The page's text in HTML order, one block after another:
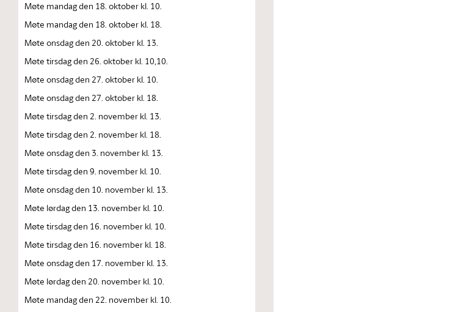
Møte mandag den 18. oktober kl. 10.
Møte mandag den 18. oktober kl. 18.
Møte onsdag den 20. oktober kl. 13.
Møte tirsdag den 26. oktober kl. 10,10.
Møte onsdag den 27. oktober kl. 10.
Møte onsdag den 27. oktober kl. 18.
Møte tirsdag den 2. november kl. 13.
Møte tirsdag den 2. november kl. 18.
Møte onsdag den 3. november kl. 13.
Møte tirsdag den 9. november kl. 10.
Møte onsdag den 10. november kl. 13.
Møte lørdag den 13. november kl. 10.
Møte tirsdag den 16. november kl. 10.
Møte tirsdag den 16. november kl. 18.
Møte onsdag den 17. november kl. 13.
Møte lørdag den 20. november kl. 10.
Møte mandag den 22. november kl. 10.